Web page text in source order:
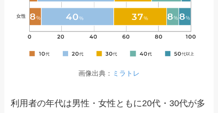
画像出典： ミラトレ
利用者の年代は男性・女性ともに20代・30代が多